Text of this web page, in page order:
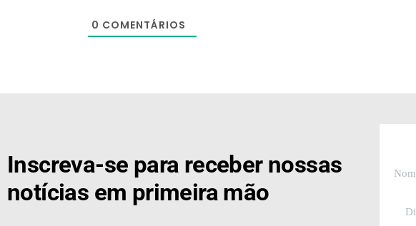
0 COMENTÁRIOS
Inscreva-se para receber nossas
notícias em primeira mão